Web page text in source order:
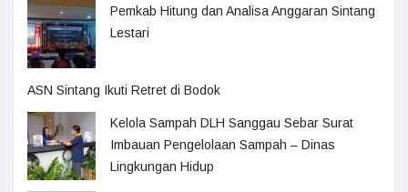
Pemkab Hitung dan Analisa Anggaran Sintang
Lestari
ASN Sintang Ikuti Retret di Bodok
Kelola Sampah DLH Sanggau Sebar Surat
Imbauan Pengelolaan Sampah – Dinas
Lingkungan Hidup